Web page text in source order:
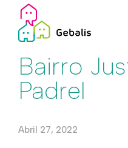
Edificado
Bairro
Padrel
Abril 27, 2022